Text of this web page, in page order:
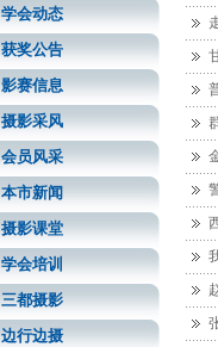
学会动态
获奖公告
影赛信息
摄影采风
会员风采
本市新闻
摄影课堂
学会培训
三都摄影
边行边摄